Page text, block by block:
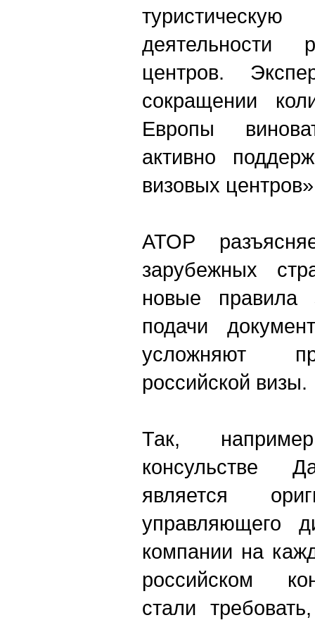
деятельности
центров.
сокращении
Европы
активно
визовых
АТОР
зарубежных
новые правила
подачи
усложняют
российской визы.
Так,
консульстве
является
управляющего
компании на
российском
стали